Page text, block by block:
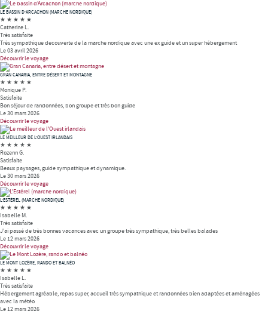
LE BASSIN D'ARCACHON (MARCHE NORDIQUE)
★ ★ ★ ★ ★
Catherine L.
Très satisfaite
Très sympathique decouverte de la marche nordique avec une ex guide et un super hébergement
Le 03 avril 2026
Découvrir le voyage
GRAN CANARIA, ENTRE DÉSERT ET MONTAGNE
★ ★ ★ ★ ★
Monique P.
Satisfaite
Bon séjour de randonnées, bon groupe et très bon guide
Le 30 mars 2026
Découvrir le voyage
LE MEILLEUR DE L'OUEST IRLANDAIS
★ ★ ★ ★ ★
Rozenn G.
Satisfaite
Beaux paysages, guide sympathique et dynamique.
Le 30 mars 2026
Découvrir le voyage
L'ESTÉREL (MARCHE NORDIQUE)
★ ★ ★ ★ ★
Isabelle M.
Très satisfaite
J'ai passé de très bonnes vacances avec un groupe très sympathique, très belles balades
Le 12 mars 2026
Découvrir le voyage
LE MONT LOZÈRE, RANDO ET BALNÉO
★ ★ ★ ★ ★
Isabelle L.
Très satisfaite
Hébergement agréable, repas super, accueil très sympathique et randonnées bien adaptées et aménagées
avec la météo
Le 12 mars 2026